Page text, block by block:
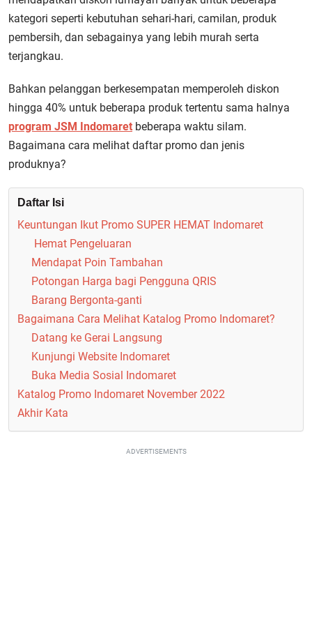
kategori seperti kebutuhan sehari-hari, camilan, produk
pembersih, dan sebagainya yang lebih murah serta
terjangkau.
Bahkan pelanggan berkesempatan memperoleh diskon
hingga 40% untuk beberapa produk tertentu sama halnya
program JSM Indomaret beberapa waktu silam.
Bagaimana cara melihat daftar promo dan jenis
produknya?
Daftar Isi
Keuntungan Ikut Promo SUPER HEMAT Indomaret
Hemat Pengeluaran
Mendapat Poin Tambahan
Potongan Harga bagi Pengguna QRIS
Barang Bergonta-ganti
Bagaimana Cara Melihat Katalog Promo Indomaret?
Datang ke Gerai Langsung
Kunjungi Website Indomaret
Buka Media Sosial Indomaret
Katalog Promo Indomaret November 2022
Akhir Kata
ADVERTISEMENTS